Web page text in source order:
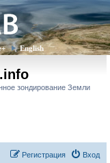
English
зондирование Земли
Вход
Регистрация